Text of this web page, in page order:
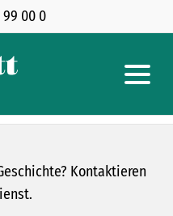
99 00 0
Kontaktieren